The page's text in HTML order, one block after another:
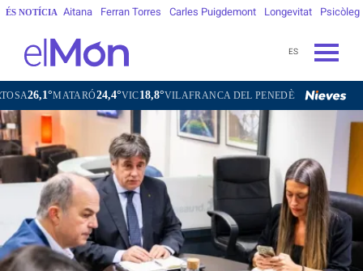
ÉS NOTÍCIA Aitana Ferran Torres Carles Puigdemont Longevitat Psicòleg
ES
24,4°VIC18,8°VILAFRANCA DEL PENEDÈS21,4° VILANOVA I LA